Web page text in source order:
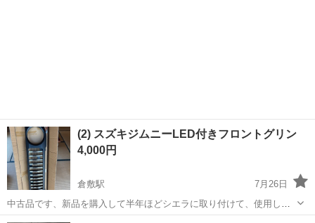
(2) スズキジムニーLED付きフロントグリン
4,000円
倉敷駅
7月26日
中古品です、新品を購入して半年ほどシエラに取り付けて、使用して
いました、必要か無くなった為、手離すことにします、完璧を求める